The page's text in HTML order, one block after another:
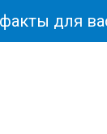
для